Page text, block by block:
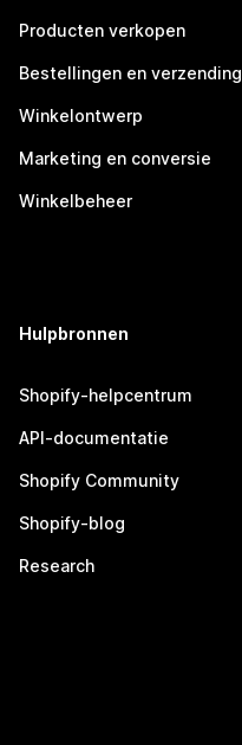
Producten verkopen
Bestellingen en verzending
Winkelontwerp
Marketing en conversie
Winkelbeheer
Hulpbronnen
Shopify-helpcentrum
API-documentatie
Shopify Community
Shopify-blog
Research